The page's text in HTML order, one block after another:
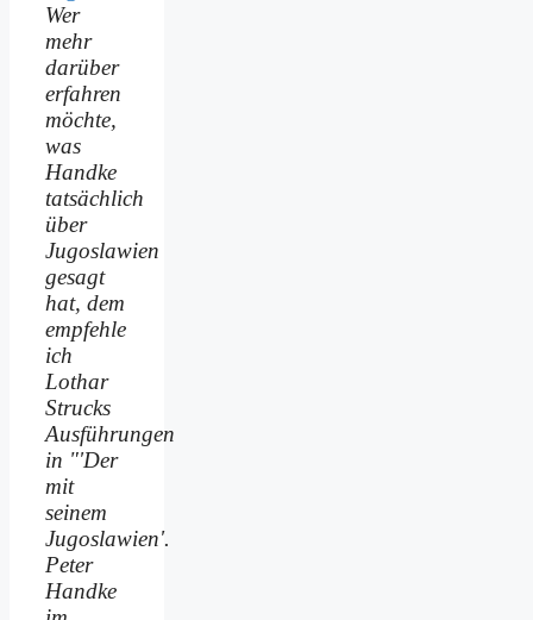
Wer
mehr
darüber
erfahren
möchte,
was
Handke
tatsächlich
über
Jugoslawien
gesagt
hat, dem
empfehle
ich
Lothar
Strucks
Ausführungen
in "'Der
mit
seinem
Jugoslawien'.
Peter
Handke